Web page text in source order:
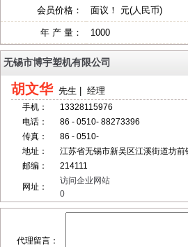
会员价格： 面议！ 元(人民币)
年 产 量： 1000
无锡市博宇塑机有限公司
胡文华先生 | 经理
手机：
13328115976
电话：
86 - 0510- 88273396
传真：
86 - 0510-
地址：
江苏省无锡市新吴区江溪街道坊前
邮编：
214111
网址：
访问企业网站
0
代理留言：